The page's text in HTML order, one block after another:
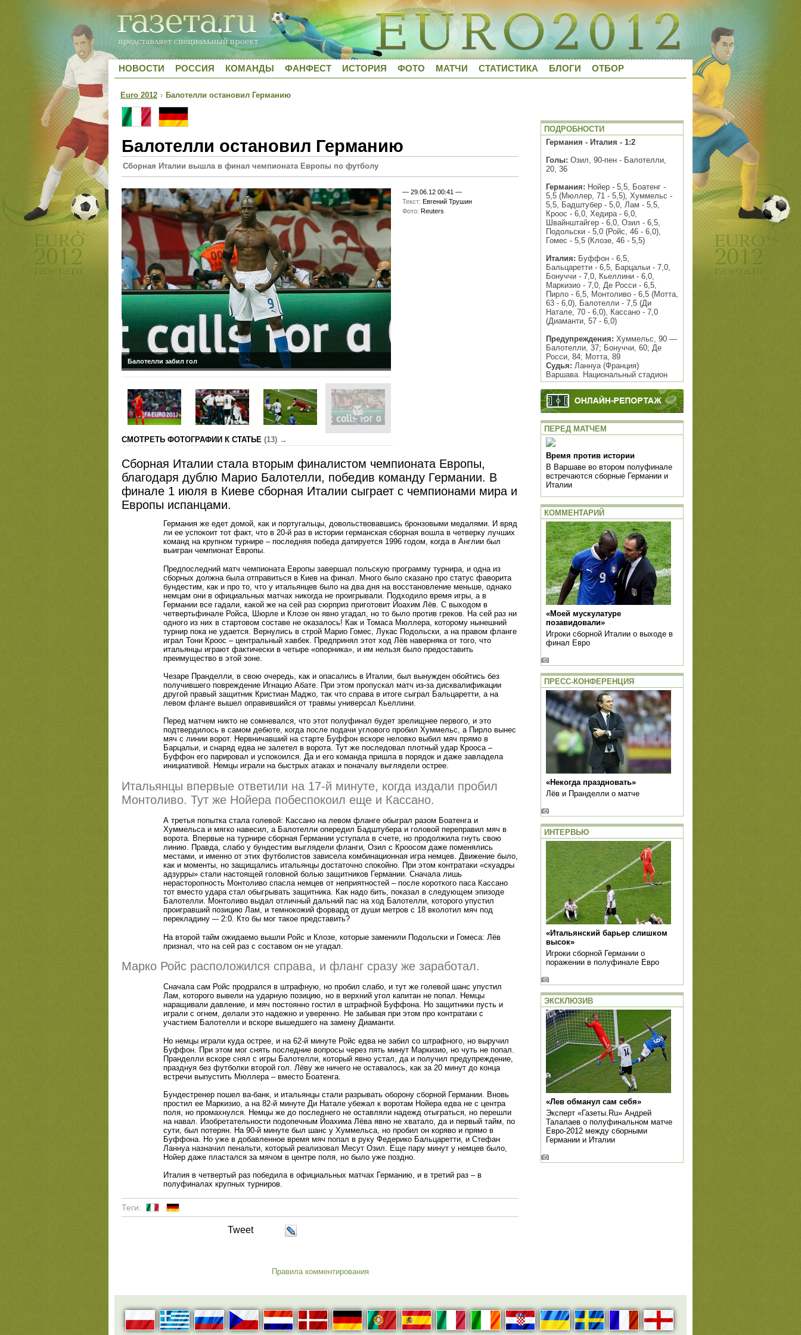
НОВОСТИ РОССИЯ КОМАНДЫ ФАНФЕСТ ИСТОРИЯ ФОТО МАТЧИ СТАТИСТИКА БЛОГИ ОТБОР
Euro 2012 › Балотелли остановил Германию
Балотелли остановил Германию
Сборная Италии вышла в финал чемпионата Европы по футболу
Балотелли забил гол
CМОТРЕТЬ ФОТОГРАФИИ К СТАТЬЕ (13) →
— 29.06.12 00:41 —
Текст: Евгений Трушин
Фото: Reuters
Сборная Италии стала вторым финалистом чемпионата Европы,
благодаря дублю Марио Балотелли, победив команду Германии. В
финале 1 июля в Киеве сборная Италии сыграет с чемпионами мира и
Европы испанцами.
Германия же едет домой, как и португальцы, довольствовавшись бронзовыми медалями. И вряд
ли ее успокоит тот факт, что в 20-й раз в истории германская сборная вошла в четверку лучших
команд на крупном турнире – последняя победа датируется 1996 годом, когда в Англии был
выигран чемпионат Европы.
Предпоследний матч чемпионата Европы завершал польскую программу турнира, и одна из
сборных должна была отправиться в Киев на финал. Много было сказано про статус фаворита
бундестим, как и про то, что у итальянцев было на два дня на восстановление меньше, однако
немцам они в официальных матчах никогда не проигрывали. Подходило время игры, а в
Германии все гадали, какой же на сей раз сюрприз приготовит Йоахим Лёв. С выходом в
четвертьфинале Ройса, Шюрле и Клозе он явно угадал, но то было против греков. На сей раз ни
одного из них в стартовом составе не оказалось! Как и Томаса Мюллера, которому нынешний
турнир пока не удается. Вернулись в строй Марио Гомес, Лукас Подольски, а на правом фланге
играл Тони Кроос – центральный хавбек. Предпринял этот ход Лёв наверняка от того, что
итальянцы играют фактически в четыре «опорника», и им нельзя было предоставить
преимущество в этой зоне.
Чезаре Пранделли, в свою очередь, как и опасались в Италии, был вынужден обойтись без
получившего повреждение Игнацио Абате. При этом пропускал матч из-за дисквалификации
другой правый защитник Кристиан Маджо, так что справа в итоге сыграл Бальцаретти, а на
левом фланге вышел оправившийся от травмы универсал Кьеллини.
Перед матчем никто не сомневался, что этот полуфинал будет зрелищнее первого, и это
подтвердилось в самом дебюте, когда после подачи углового пробил Хуммельс, а Пирло вынес
мяч с линии ворот. Нервничавший на старте Буффон вскоре неловко выбил мяч прямо в
Барцальи, и снаряд едва не залетел в ворота. Тут же последовал плотный удар Крооса –
Буффон его парировал и успокоился. Да и его команда пришла в порядок и даже завладела
инициативой. Немцы играли на быстрых атаках и поначалу выглядели острее.
Итальянцы впервые ответили на 17-й минуте, когда издали пробил
Монтоливо. Тут же Нойера побеспокоил еще и Кассано.
А третья попытка стала голевой: Кассано на левом фланге обыграл разом Боатенга и
Хуммельса и мягко навесил, а Балотелли опередил Бадштубера и головой переправил мяч в
ворота. Впервые на турнире сборная Германии уступала в счете, но продолжила гнуть свою
линию. Правда, слабо у бундестим выглядели фланги, Озил с Кроосом даже поменялись
местами, и именно от этих футболистов зависела комбинационная игра немцев. Движение было,
как и моменты, но защищались итальянцы достаточно спокойно. При этом контратаки «скуадры
адзурры» стали настоящей головной болью защитников Германии. Сначала лишь
нерасторопность Монтоливо спасла немцев от неприятностей – после короткого паса Кассано
тот вместо удара стал обыгрывать защитника. Как надо бить, показал в следующем эпизоде
Балотелли. Монтоливо выдал отличный дальний пас на ход Балотелли, которого упустил
проигравший позицию Лам, и темнокожий форвард от души метров с 18 вколотил мяч под
перекладину –- 2:0. Кто бы мог такое представить?
На второй тайм ожидаемо вышли Ройс и Клозе, которые заменили Подольски и Гомеса: Лёв
признал, что на сей раз с составом он не угадал.
Марко Ройс расположился справа, и фланг сразу же заработал.
Сначала сам Ройс продрался в штрафную, но пробил слабо, и тут же голевой шанс упустил
Лам, которого вывели на ударную позицию, но в верхний угол капитан не попал. Немцы
наращивали давление, и мяч постоянно гостил в штрафной Буффона. Но защитники пусть и
играли с огнем, делали это надежно и уверенно. Не забывая при этом про контратаки с
участием Балотелли и вскоре вышедшего на замену Диаманти.
Но немцы играли куда острее, и на 62-й минуте Ройс едва не забил со штрафного, но выручил
Буффон. При этом мог снять последние вопросы через пять минут Маркизио, но чуть не попал.
Пранделли вскоре снял с игры Балотелли, который явно устал, да и получил предупреждение,
празднуя без футболки второй гол. Лёву же ничего не оставалось, как за 20 минут до конца
встречи выпустить Мюллера – вместо Боатенга.
Бундестренер пошел ва-банк, и итальянцы стали разрывать оборону сборной Германии. Вновь
простил ее Маркизио, а на 82-й минуте Ди Натале убежал к воротам Нойера едва не с центра
поля, но промахнулся. Немцы же до последнего не оставляли надежд отыграться, но перешли
на навал. Изобретательности подопечным Йоахима Лёва явно не хватало, да и первый тайм, по
сути, был потерян. На 90-й минуте был шанс у Хуммельса, но пробил он коряво и прямо в
Буффона. Но уже в добавленное время мяч попал в руку Федерико Бальцаретти, и Стефан
Ланнуа назначил пенальти, который реализовал Месут Озил. Еще пару минут у немцев было,
Нойер даже пластался за мячом в центре поля, но было уже поздно.
Италия в четвертый раз победила в официальных матчах Германию, и в третий раз – в
полуфиналах крупных турниров.
Теги:
Tweet
Правила комментирования
ПОДРОБНОСТИ
Германия - Италия - 1:2
Голы: Озил, 90-пен - Балотелли,
20, 36
Германия: Нойер - 5,5, Боатенг -
5,5 (Мюллер, 71 - 5,5), Хуммельс -
5,5, Бадштубер - 5,0, Лам - 5,5,
Кроос - 6,0, Хедира - 6,0,
Швайнштайгер - 6,0, Озил - 6,5,
Подольски - 5,0 (Ройс, 46 - 6,0),
Гомес - 5,5 (Клозе, 46 - 5,5)
Италия: Буффон - 6,5,
Бальцаретти - 6,5, Барцальи - 7,0,
Бонуччи - 7,0, Кьеллини - 6,0,
Маркизио - 7,0, Де Росси - 6,5,
Пирло - 6,5, Монтоливо - 6,5 (Мотта,
63 - 6,0), Балотелли - 7,5 (Ди
Натале, 70 - 6,0), Кассано - 7,0
(Диаманти, 57 - 6,0)
Предупреждения: Хуммельс, 90 —
Балотелли, 37; Бонуччи, 60; Де
Росси, 84; Мотта, 89
Судья: Ланнуа (Франция)
Варшава. Национальный стадион
ПЕРЕД МАТЧЕМ
Время против истории
В Варшаве во втором полуфинале
встречаются сборные Германии и
Италии
КОММЕНТАРИЙ
«Моей мускулатуре
позавидовали»
Игроки сборной Италии о выходе в
финал Евро
ПРЕСС-КОНФЕРЕНЦИЯ
«Некогда праздновать»
Лёв и Пранделли о матче
ИНТЕРВЬЮ
«Итальянский барьер слишком
высок»
Игроки сборной Германии о
поражении в полуфинале Евро
ЭКСКЛЮЗИВ
«Лев обманул сам себя»
Эксперт «Газеты.Ru» Андрей
Талалаев о полуфинальном матче
Евро-2012 между сборными
Германии и Италии